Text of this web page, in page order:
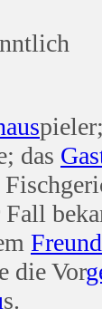
pieler;
das
Freund
die Vor
s.